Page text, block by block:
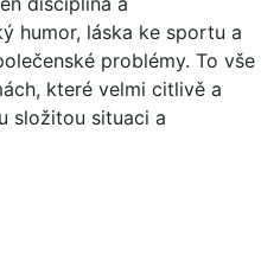
humor, láska ke sportu a
problémy. To vše
které velmi citlivě a
složitou situaci a